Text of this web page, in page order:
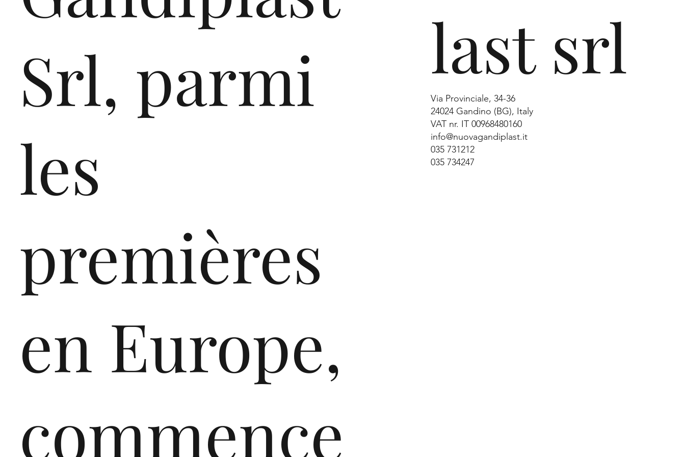
NG 2024
last srl
Via Provinciale, 34-36
24024 Gandino (BG), Italy
VAT nr. IT 00968480160
info@nuovagandiplast.it
035 731212
035 734247
Srl, parmi
les
premières
en Europe,
commence